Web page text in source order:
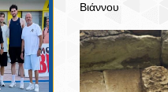
Βιάννου